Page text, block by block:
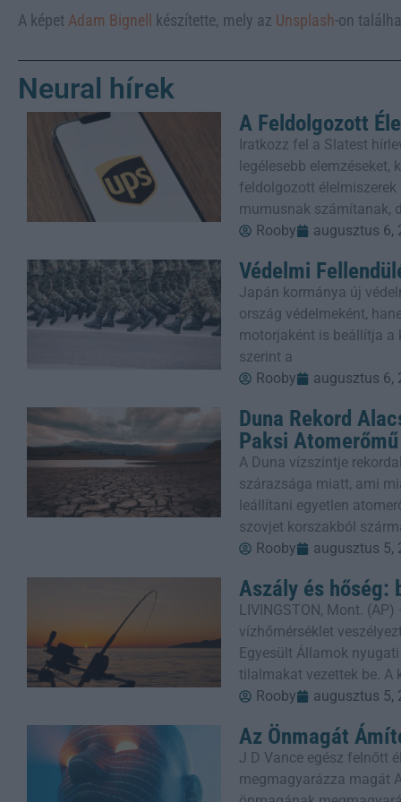
A képet Adam Bignell készítette, mely az Unsplash-on
Neural hírek
A Feldolgozott
Iratkozz fel a Slatest
legélesebb
feldolgozott
mumusnak számítanak,
Rooby
augusztus 6,
Védelmi
Japán kormánya új
ország védelmeként,
motorjaként is beállítja a
szerint a
Rooby
augusztus 6,
Duna Rekord
Paksi Atomerőmű
A Duna vízszintje
szárazsága miatt, ami
leállítani egyetlen
szovjet korszakból
Rooby
augusztus 5,
Aszály és hőség:
LIVINGSTON, Mont.
vízhőmérséklet
Egyesült Államok
tilalmakat vezettek be. A
Rooby
augusztus 5,
Az Önmagát
J D Vance egész felnőtt
megmagyarázza magát